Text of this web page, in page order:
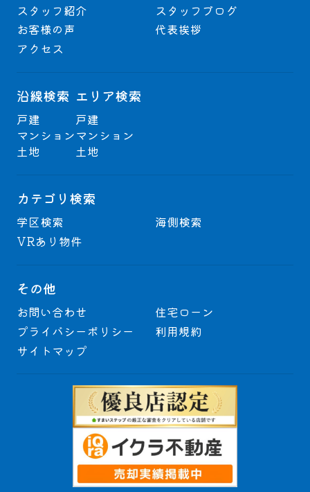
スタッフ紹介
スタッフブログ
お客様の声
代表挨拶
アクセス
沿線検索
戸建
マンション
土地
エリア検索
戸建
マンション
土地
カテゴリ検索
学区検索
海側検索
VRあり物件
その他
お問い合わせ
住宅ローン
プライバシーポリシー
利用規約
サイトマップ